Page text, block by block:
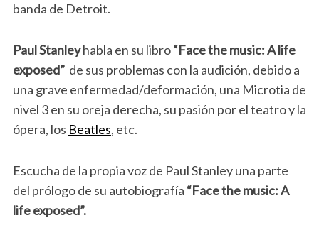
banda de Detroit.
Paul Stanleyhabla en su libro“Face the music: A life
exposed” de sus problemas con la audición, debido a
una grave enfermedad/deformación, una Microtia de
nivel 3 en su oreja derecha, su pasión por el teatro y la
ópera, los Beatles, etc.
Escucha de la propia voz de Paul Stanley una parte
del prólogo de su autobiografía “Face the music: A
life exposed”.